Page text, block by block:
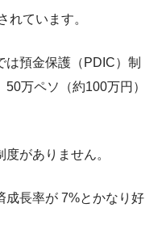
れています。
は預金保護（PDIC）制
万ペソ（約100万円）
がありません。
成長率が 7%とかなり好